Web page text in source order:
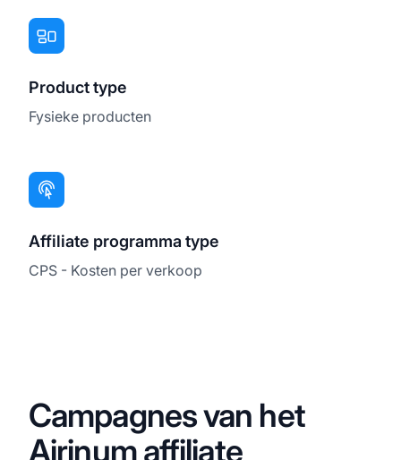
Product type
Fysieke producten
Affiliate programma type
CPS - Kosten per verkoop
Campagnes van het
Airinum affiliate